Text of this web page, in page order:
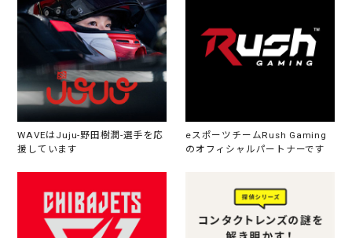
WAVEはJuju-野田樹潤-選手を応
援しています
eスポーツチームRush Gaming
のオフィシャルパートナーです